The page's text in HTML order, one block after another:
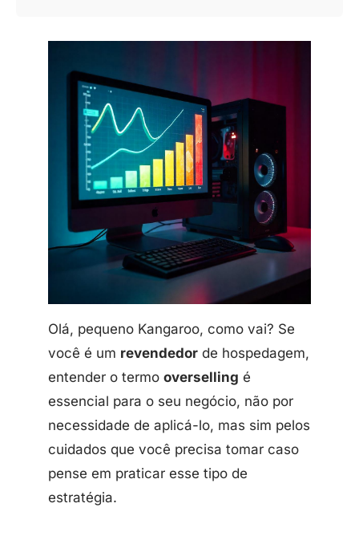
Olá, pequeno Kangaroo, como vai? Se
você é um revendedor de hospedagem,
entender o termo overselling é
essencial para o seu negócio, não por
necessidade de aplicá-lo, mas sim pelos
cuidados que você precisa tomar caso
pense em praticar esse tipo de
estratégia.